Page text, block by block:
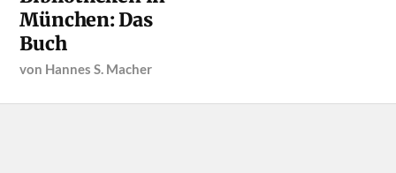
München: Das
Buch
von Hannes S. Macher